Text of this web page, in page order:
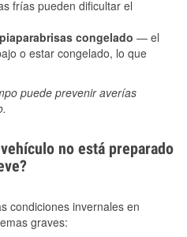
frías pueden dificultar el
congelado — el
o estar congelado, lo que
puede prevenir averías
no está preparado
condiciones invernales en
graves: